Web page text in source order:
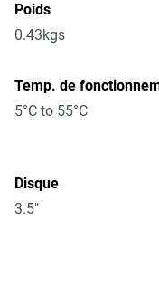
Poids
0.43kgs
Temp. de
5°C to 55°C
Disque
3.5"